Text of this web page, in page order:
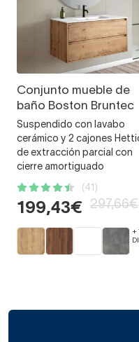
Conjunto mueble de
baño Boston Bruntec
Suspendido con lavabo
cerámico y 2 cajones
de extracción parcial con
cierre amortiguado
(41)
199,43€ 297,66€
+